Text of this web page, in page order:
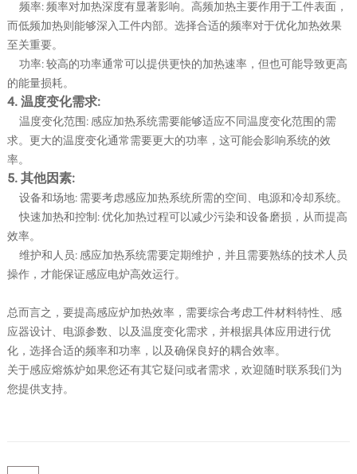
频率: 频率对加热深度有显著影响。高频加热主要作用于工件表面，
而低频加热则能够深入工件内部。选择合适的频率对于优化加热效果
至关重要。
功率: 较高的功率通常可以提供更快的加热速率，但也可能导致更高
的能量损耗。
4. 温度变化需求:
温度变化范围: 感应加热系统需要能够适应不同温度变化范围的需
求。更大的温度变化通常需要更大的功率，这可能会影响系统的效
率。
5. 其他因素:
设备和场地: 需要考虑感应加热系统所需的空间、电源和冷却系统。
快速加热和控制: 优化加热过程可以减少污染和设备磨损，从而提高
效率。
维护和人员: 感应加热系统需要定期维护，并且需要熟练的技术人员
操作，才能保证感应电炉高效运行。
总而言之，要提高感应炉加热效率，需要综合考虑工件材料特性、感
应器设计、电源参数、以及温度变化需求，并根据具体应用进行优
化，选择合适的频率和功率，以及确保良好的耦合效率。
关于感应熔炼炉如果您还有其它疑问或者需求，欢迎随时联系我们为
您提供支持。